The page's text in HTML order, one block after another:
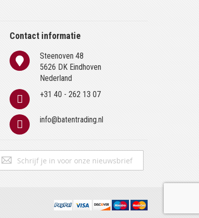
Contact informatie
Steenoven 48
5626 DK Eindhoven
Nederland
+31 40 - 262 13 07
info@batentrading.nl
Abonneer